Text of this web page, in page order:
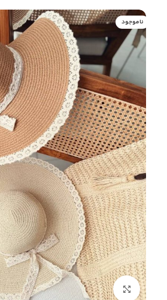
ناموجود
بزرگنمایی تصویر